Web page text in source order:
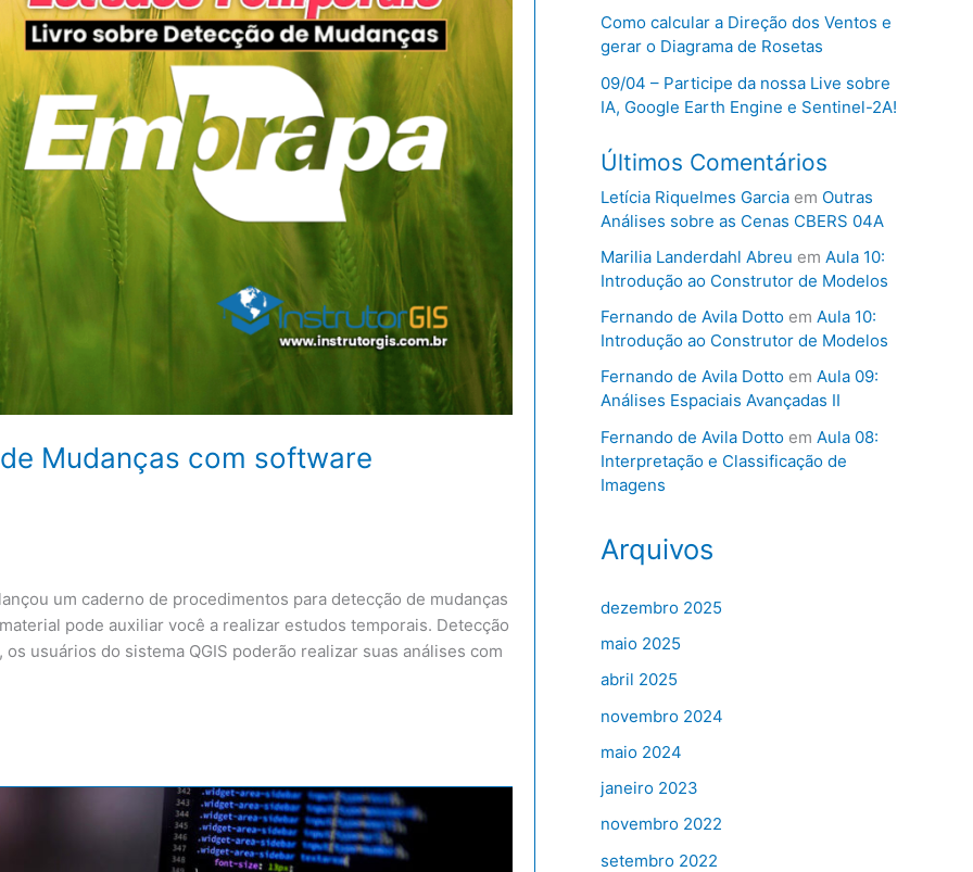
Mudanças com software
um caderno de procedimentos para detecção de mudanças
pode auxiliar você a realizar estudos temporais. Detecção
usuários do sistema QGIS poderão realizar suas análises com
Como calcular a Direção dos Ventos e
gerar o Diagrama de Rosetas
09/04 – Participe da nossa Live sobre
IA, Google Earth Engine e Sentinel-2A!
Últimos Comentários
Letícia Riquelmes Garciaem Outras
Análises sobre as Cenas CBERS 04A
Marilia Landerdahl Abreu em Aula 10:
Introdução ao Construtor de Modelos
Fernando de Avila Dottoem Aula 10:
Introdução ao Construtor de Modelos
Fernando de Avila Dottoem Aula 09:
Análises Espaciais Avançadas II
Fernando de Avila Dottoem Aula 08:
Interpretação e Classificação de
Imagens
Arquivos
dezembro 2025
maio 2025
abril 2025
novembro 2024
maio 2024
janeiro 2023
novembro 2022
setembro 2022